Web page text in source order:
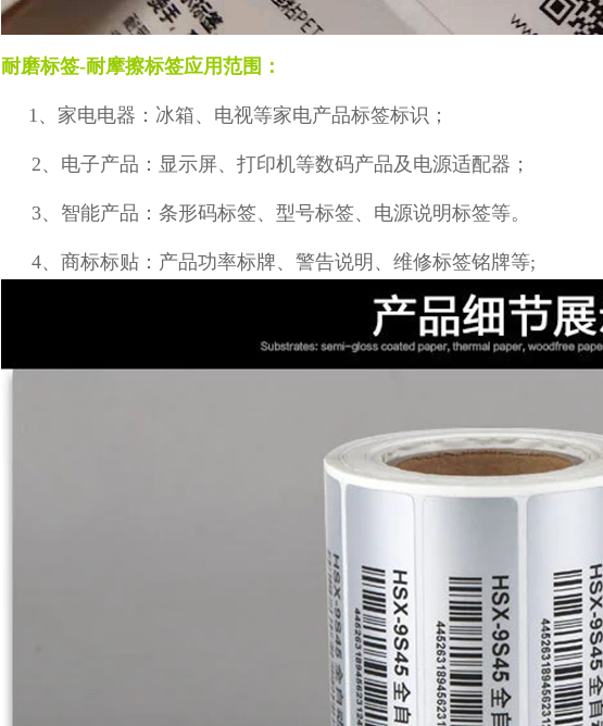
耐磨标签-耐摩擦标签应用范围：
1、家电电器：冰箱、电视等家电产品标签标识；
2、电子产品：显示屏、打印机等数码产品及电源适配器；
3、智能产品：条形码标签、型号标签、电源说明标签等。
4、商标标贴：产品功率标牌、警告说明、维修标签铭牌等;